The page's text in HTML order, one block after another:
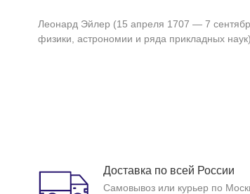
Леонард Эйлер (15 апреля 1707 — 7
физики, астрономии и ряда прикладных наук).
Доставка по всей России
Самовывоз или курьер по